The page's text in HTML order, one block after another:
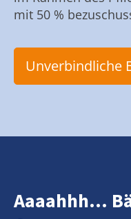
mit 50 %
Unverbindliche
Aaaahhh...